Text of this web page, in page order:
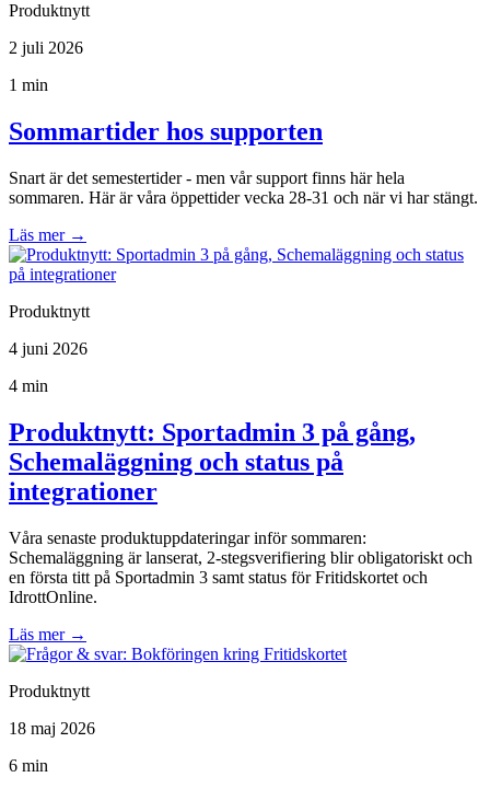
Produktnytt
2 juli 2026
1 min
Sommartider hos supporten
Snart är det semestertider - men vår support finns här hela
sommaren. Här är våra öppettider vecka 28-31 och när vi har stängt.
Läs mer →
Produktnytt
4 juni 2026
4 min
Produktnytt: Sportadmin 3 på gång,
Schemaläggning och status på
integrationer
Våra senaste produktuppdateringar inför sommaren:
Schemaläggning är lanserat, 2-stegsverifiering blir obligatoriskt och
en första titt på Sportadmin 3 samt status för Fritidskortet och
IdrottOnline.
Läs mer →
Produktnytt
18 maj 2026
6 min